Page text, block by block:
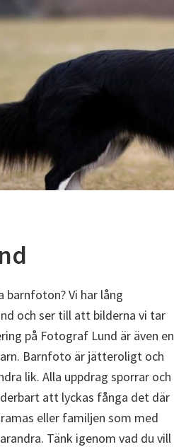
barnfoton? Vi har lång
och ser till att bilderna vi tar
på Fotograf Lund är även en
Barnfoto är jätteroligt och
lik. Alla uppdrag sporrar och
att lyckas fånga det där
eller familjen som med
Tänk igenom vad du vill